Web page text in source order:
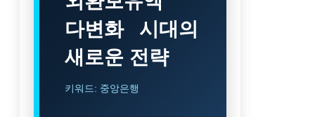
다변화 시대의
새로운 전략
키워드: 중앙은행